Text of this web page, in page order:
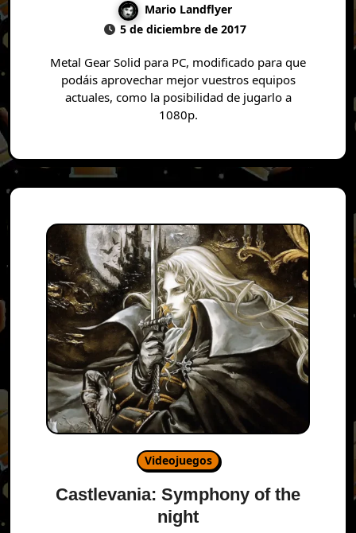
Mario Landflyer
5 de diciembre de 2017
Metal Gear Solid para PC, modificado para que
podáis aprovechar mejor vuestros equipos
actuales, como la posibilidad de jugarlo a
1080p.
Videojuegos
Castlevania: Symphony of the
night